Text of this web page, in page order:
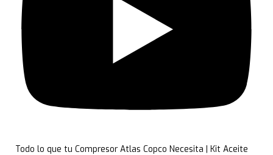
Todo lo que tu Compresor Atlas Copco Necesita | Kit Aceite